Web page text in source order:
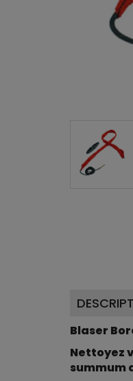
Blaser
Nettoyez
summum